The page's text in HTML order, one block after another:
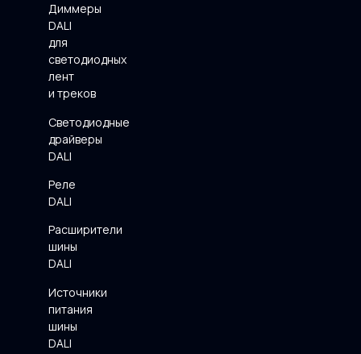
Диммеры
DALI
для
светодиодных
лент
и треков
Светодиодные
драйверы
DALI
Реле
DALI
Расширители
шины
DALI
Источники
питания
шины
DALI